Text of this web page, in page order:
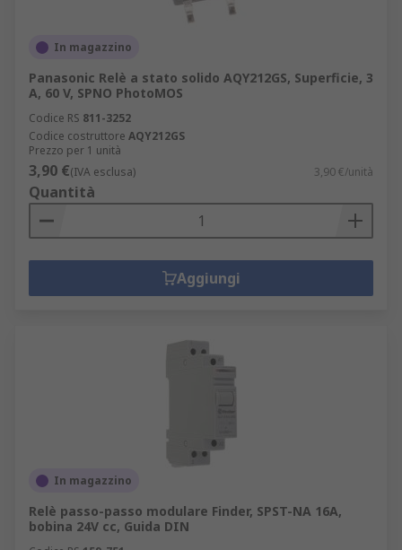
In magazzino
Panasonic Relè a stato solido AQY212GS, Superficie, 3
A, 60 V, SPNO PhotoMOS
Codice RS 811-3252
Codice costruttore AQY212GS
Prezzo per 1 unità
3,90 €(IVA esclusa) 3,90 €/unità
Quantità
Aggiungi
In magazzino
Relè passo-passo modulare Finder, SPST-NA 16A,
bobina 24V cc, Guida DIN